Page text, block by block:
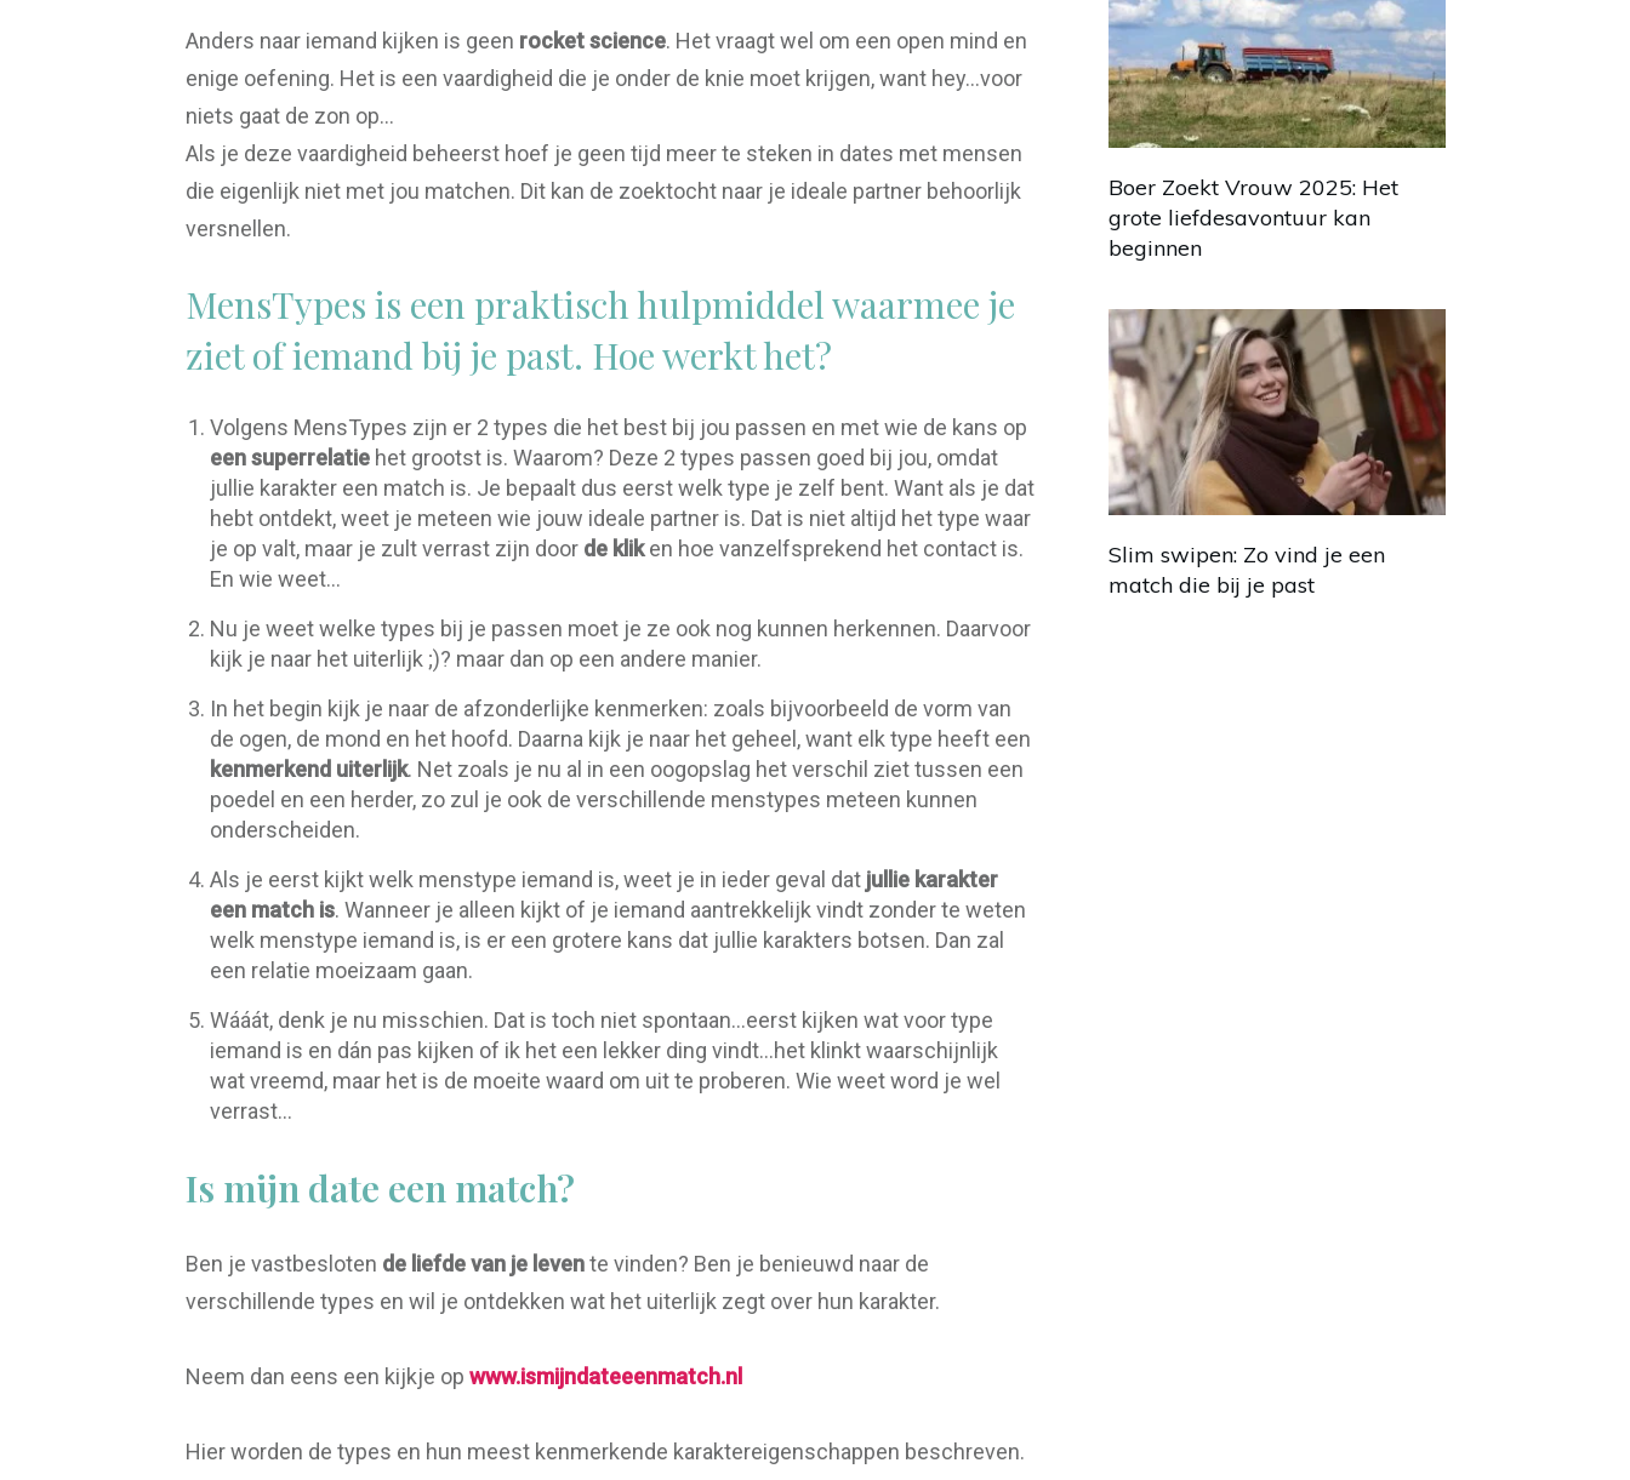
Anders naar iemand kijken is geen rocket science. Het vraagt wel om een open mind en
enige oefening. Het is een vaardigheid die je onder de knie moet krijgen, want hey…voor
niets gaat de zon op…
Als je deze vaardigheid beheerst hoef je geen tijd meer te steken in dates met mensen
die eigenlijk niet met jou matchen. Dit kan de zoektocht naar je ideale partner behoorlijk
versnellen.
MensTypes is een praktisch hulpmiddel waarmee je
ziet of iemand bij je past. Hoe werkt het?
Volgens MensTypes zijn er 2 types die het best bij jou passen en met wie de kans op
een superrelatie het grootst is. Waarom? Deze 2 types passen goed bij jou, omdat
jullie karakter een match is. Je bepaalt dus eerst welk type je zelf bent. Want als je dat
hebt ontdekt, weet je meteen wie jouw ideale partner is. Dat is niet altijd het type waar
je op valt, maar je zult verrast zijn door de kliken hoe vanzelfsprekend het contact is.
En wie weet…
Nu je weet welke types bij je passen moet je ze ook nog kunnen herkennen. Daarvoor
kijk je naar het uiterlijk ;)? maar dan op een andere manier.
In het begin kijk je naar de afzonderlijke kenmerken: zoals bijvoorbeeld de vorm van
de ogen, de mond en het hoofd. Daarna kijk je naar het geheel, want elk type heeft een
kenmerkend uiterlijk. Net zoals je nu al in een oogopslag het verschil ziet tussen een
poedel en een herder, zo zul je ook de verschillende menstypes meteen kunnen
onderscheiden.
Als je eerst kijkt welk menstype iemand is, weet je in ieder geval dat jullie karakter
een match is. Wanneer je alleen kijkt of je iemand aantrekkelijk vindt zonder te weten
welk menstype iemand is, is er een grotere kans dat jullie karakters botsen. Dan zal
een relatie moeizaam gaan.
Wááát, denk je nu misschien. Dat is toch niet spontaan...eerst kijken wat voor type
iemand is en dán pas kijken of ik het een lekker ding vindt…het klinkt waarschijnlijk
wat vreemd, maar het is de moeite waard om uit te proberen. Wie weet word je wel
verrast...
Is mijn date een match?
Ben je vastbesloten de liefde van je levente vinden? Ben je benieuwd naar de
verschillende types en wil je ontdekken wat het uiterlijk zegt over hun karakter.
Neem dan eens een kijkje op www.ismijndateeenmatch.nl
Hier worden de types en hun meest kenmerkende karaktereigenschappen beschreven.
Boer Zoekt Vrouw 2025: Het
grote liefdesavontuur kan
beginnen
Slim swipen: Zo vind je een
match die bij je past